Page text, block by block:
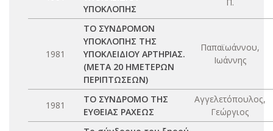
ΥΠΟΚΛΟΠΗΣ
1981
ΤΟ ΣΥΝΔΡΟΜΟΝ
ΥΠΟΚΛΟΠΗΣ ΤΗΣ
ΥΠΟΚΛΕΙΔΙΟΥ ΑΡΤΗΡΙΑΣ.
(ΜΕΤΑ 20 ΗΜΕΤΕΡΩΝ
ΠΕΡΙΠΤΩΣΕΩΝ)
Παπαϊωάννου,
Ιωάννης
1981
ΤΟ ΣΥΝΔΡΟΜΟ ΤΗΣ
ΕΥΘΕΙΑΣ ΡΑΧΕΩΣ
Αγγελετόπουλος,
Γεώργιος